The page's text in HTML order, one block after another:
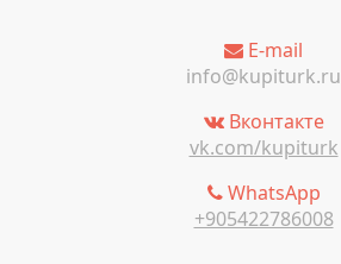
E-mail
info@kupiturk.ru
Вконтакте
vk.com/kupiturk
WhatsApp
+905422786008